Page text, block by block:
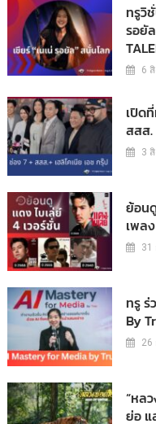
ทรูวิ
รอยัล
6
เปิด
สสส.
3
ย้อน
เพล
31
ทรู ร่
By
26
“หล
ย่อ แ